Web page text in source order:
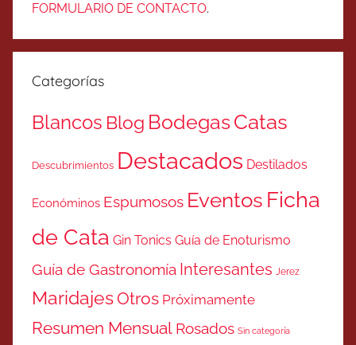
FORMULARIO DE CONTACTO.
Categorías
Blancos Blog BodegasCatas
Descubrimientos Destacados Destilados
Económinos Espumosos Eventos Ficha
de Cata Gin Tonics Guía de Enoturismo
Guía de Gastronomía Interesantes Jerez
MaridajesOtros Próximamente
Resumen Mensual Rosados Sin categoría